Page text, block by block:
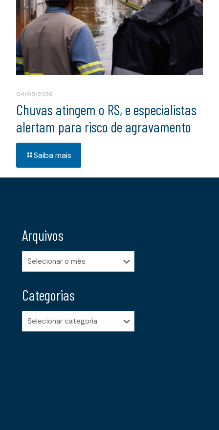
04/08/2026
Chuvas atingem o RS, e especialistas
alertam para risco de agravamento
Saiba mais
Arquivos
Arquivos
Categorias
Categorias